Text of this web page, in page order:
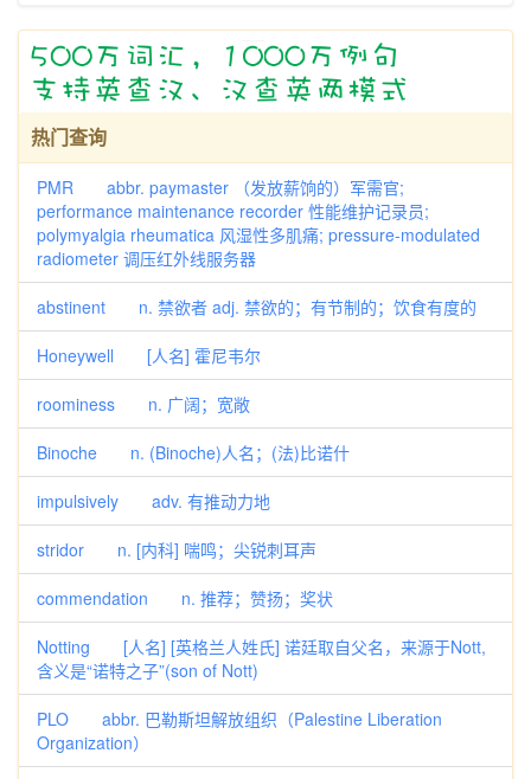
热门查询
PMR abbr. paymaster （发放薪饷的）军需官;
performance maintenance recorder 性能维护记录员;
polymyalgia rheumatica 风湿性多肌痛; pressure-modulated
radiometer 调压红外线服务器
abstinent n. 禁欲者 adj. 禁欲的；有节制的；饮食有度的
Honeywell [人名] 霍尼韦尔
roominess n. 广阔；宽敞
Binoche n. (Binoche)人名；(法)比诺什
impulsively adv. 有推动力地
stridor n. [内科] 喘鸣；尖锐刺耳声
commendation n. 推荐；赞扬；奖状
Notting [人名] [英格兰人姓氏] 诺廷取自父名，来源于Nott,
含义是“诺特之子”(son of Nott)
PLO abbr. 巴勒斯坦解放组织（Palestine Liberation
Organization）